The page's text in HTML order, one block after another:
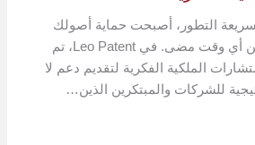
التطور، أصبحت حماية أصولك
الفكرية أكثر أهمية من أي وقت مضى. في Leo Patent، تم
الملكية الفكرية لتقديم دعم لا
للشركات والمبتكرين الذين…